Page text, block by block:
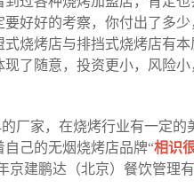
好好的考察，你付出了多
式烧烤店与排挡式烧烤店有
了随意，投资更小，风险
厂家，在烧烤行业有一定
己的无烟烧烤店品牌“相识
建鹏达（北京）餐饮管理